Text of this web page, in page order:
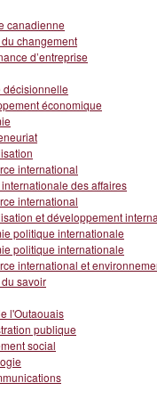
canadienne
changement
d’entreprise
décisionnelle
économique
international
des affaires
international
et développement
politique internationale
politique internationale
international et
savoir
l'Outaouais
publique
social